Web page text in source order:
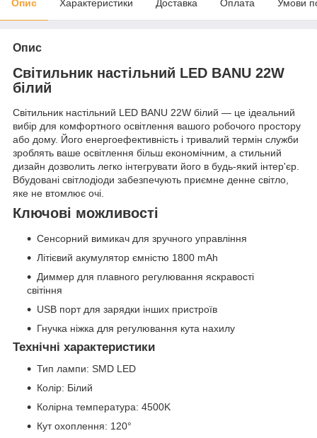
Опис Характеристики Доставка Оплата Умови
Опис
Світильник настільний LED BANU 22W
білий
Світильник настільний LED BANU 22W білий — це ідеальний
вибір для комфортного освітлення вашого робочого простору
або дому. Його енергоефективність і тривалий термін служби
зроблять ваше освітлення більш економічним, а стильний
дизайн дозволить легко інтегрувати його в будь-який інтер'єр.
Вбудовані світлодіоди забезпечують приємне денне світло,
яке не втомлює очі.
Ключові можливості
Сенсорний вимикач для зручного управління
Літієвий акумулятор ємністю 1800 mAh
Диммер для плавного регулювання яскравості
світіння
USB порт для зарядки інших пристроїв
Гнучка ніжка для регулювання кута нахилу
Технічні характеристики
Тип лампи: SMD LED
Колір: Білий
Колірна температура: 4500K
Кут охоплення: 120°